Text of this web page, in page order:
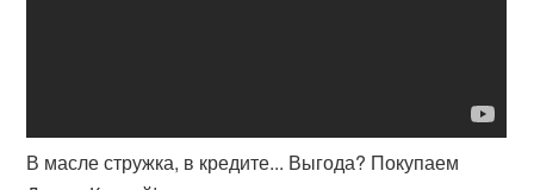
В масле стружка, в кредите... Выгода? Покупаем